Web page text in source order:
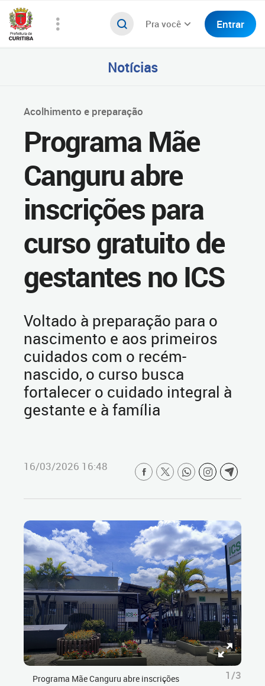
Pra você Entrar
Notícias
Acolhimento e preparação
Programa Mãe
Canguru abre
inscrições para
curso gratuito de
gestantes no ICS
Voltado à preparação para o
nascimento e aos primeiros
cuidados com o recém-
nascido, o curso busca
fortalecer o cuidado integral à
gestante e à família
16/03/2026 16:48
Programa Mãe Canguru abre inscrições
1/3